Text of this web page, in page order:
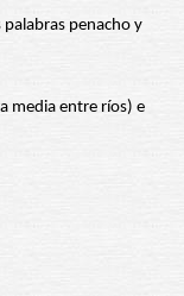
penacho y
media entre ríos) e